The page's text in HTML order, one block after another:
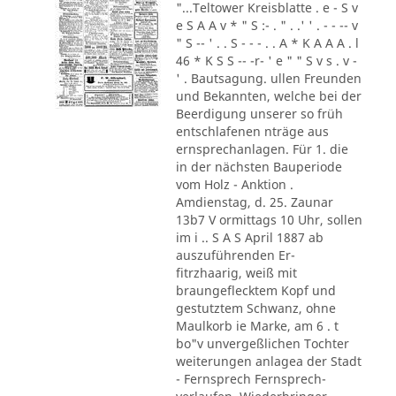
"...Teltower Kreisblatte . e - S v
e S A A v * " S :- . " . .' ' . - - -- v
" S -- ' . . S - - - . . A * K A A A . l
46 * K S S -- -r- ' e " " S v s . v -
' . Bautsagung. ullen Freunden
und Bekannten, welche bei der
Beerdigung unserer so früh
entschlafenen nträge aus
ernsprechanlagen. Für 1. die
in der nächsten Bauperiode
vom Holz - Anktion .
Amdienstag, d. 25. Zaunar
13b7 V ormittags 10 Uhr, sollen
im i .. S A S April 1887 ab
auszuführenden Er-
fitrzhaarig, weiß mit
braungeflecktem Kopf und
gestutztem Schwanz, ohne
Maulkorb ie Marke, am 6 . t
bo"v unvergeßlichen Tochter
weiterungen anlagea der Stadt
- Fernsprech Fernsprech-